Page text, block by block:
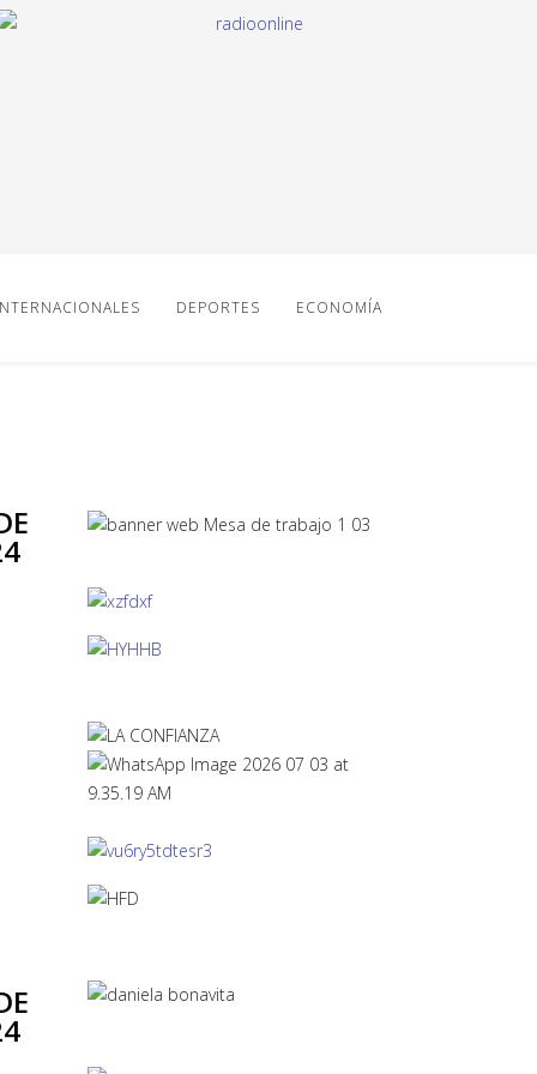
DEPORTES ECONOMÍA